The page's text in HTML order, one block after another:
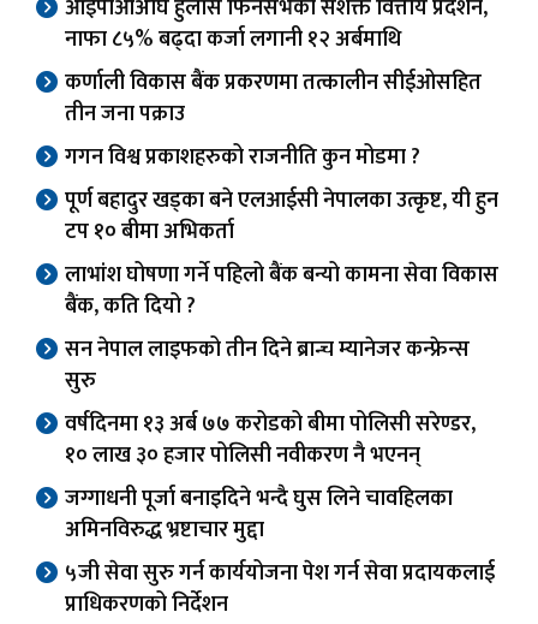
आईपीओअघि हुलास फिनसर्भको सशक्त वित्तीय प्रदर्शन,
नाफा ८५% बढ्दा कर्जा लगानी १२ अर्बमाथि
कर्णाली विकास बैंक प्रकरणमा तत्कालीन सीईओसहित
तीन जना पक्राउ
गगन विश्व प्रकाशहरुको राजनीति कुन मोडमा ?
पूर्ण बहादुर खड्का बने एलआईसी नेपालका उत्कृष्ट, यी हुन
टप १० बीमा अभिकर्ता
लाभांश घोषणा गर्ने पहिलो बैंक बन्यो कामना सेवा विकास
बैंक, कति दियो ?
सन नेपाल लाइफको तीन दिने ब्रान्च म्यानेजर कन्फ्रेन्स
सुरु
वर्षदिनमा १३ अर्ब ७७ करोडको बीमा पोलिसी सरेण्डर,
१० लाख ३० हजार पोलिसी नवीकरण नै भएनन्
जग्गाधनी पूर्जा बनाइदिने भन्दै घुस लिने चावहिलका
अमिनविरुद्ध भ्रष्टाचार मुद्दा
५जी सेवा सुरु गर्न कार्ययोजना पेश गर्न सेवा प्रदायकलाई
प्राधिकरणको निर्देशन